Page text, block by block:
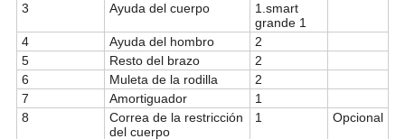
3
Ayuda del cuerpo
1.smart
grande 1
4
Ayuda del hombro
2
5
Resto del brazo
2
6
Muleta de la rodilla
2
7
Amortiguador
1
8
Correa de la restricción
del cuerpo
1 Opcional